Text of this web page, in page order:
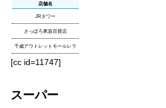
店舗名
JRタワー
さっぽろ東急百貨店
千歳アウトレットモールレラ
[cc id=11747]
スーパー